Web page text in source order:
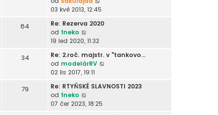
v
e
k
s
ě
e
k
p
ř
ě
v
k
e
n
í
p
ř
í
s
ě
v
e
s
n
í
ř
s
a
z
i
t
p
s
l
e
d
n
í
p
o
r
i
t
s
e
03 kvě 2013, 12:45
84
Re: Rezerva 2020
od fneko
o
r
a
z
i
p
19 led 2020, 11:32
34
Re: 2.roč. majstr. v "tankovo…
od modelárRV
r
02 lis 2017, 19:11
79
Re: RTYŇSKÉ SLAVNOSTI 2023
od fneko
o
07 čer 2023, 18:25